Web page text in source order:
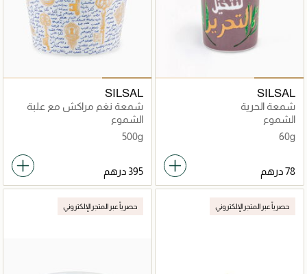
SILSAL
شمعة الحرية
الشموع
60g
SILSAL
شمعة نغم مراكش مع علبة
هدية - 500 جرام
الشموع
500g
حصرياً عبر المتجر الإلكتروني حصرياً عبر المتجر الإلكتروني